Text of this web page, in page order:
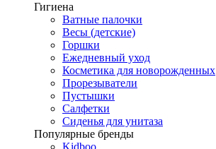
Гигиена
Ватные палочки
Весы (детские)
Горшки
Ежедневный уход
Косметика для новорожденных
Прорезыватели
Пустышки
Салфетки
Сиденья для унитаза
Популярные бренды
Kidboo